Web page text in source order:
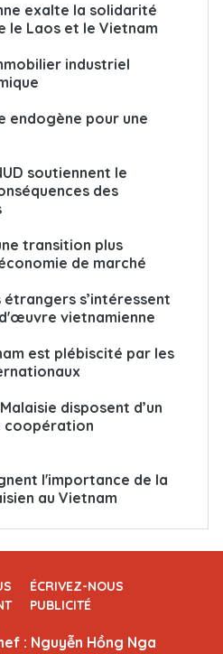
exalte la solidarité
le Laos et le Vietnam
industriel
endogène pour une
soutiennent le
des
transition plus
de marché
étrangers s’intéressent
vietnamienne
est plébiscité par les
disposent d’un
l'importance de la
au Vietnam
ÉCRIVEZ-NOUS
PUBLICITÉ
: Nguyễn Hồng Nga